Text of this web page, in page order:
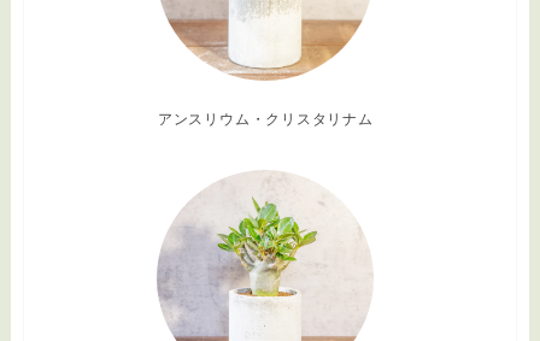
アンスリウム・クリスタリナム